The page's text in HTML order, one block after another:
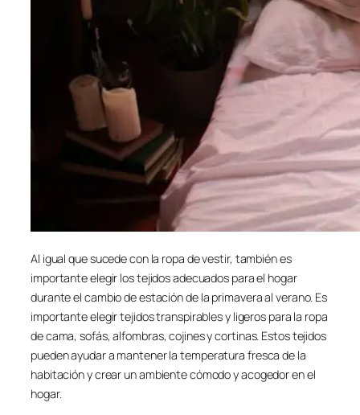
Al igual que sucede con la ropa de vestir, también es
importante elegir los tejidos adecuados para el hogar
durante el cambio de estación de la primavera al verano. Es
importante elegir tejidos transpirables y ligeros para la ropa
de cama, sofás, alfombras, cojines y cortinas. Estos tejidos
pueden ayudar a mantener la temperatura fresca de la
habitación y crear un ambiente cómodo y acogedor en el
hogar.